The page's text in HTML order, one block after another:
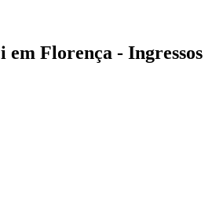
Florença - Ingressos